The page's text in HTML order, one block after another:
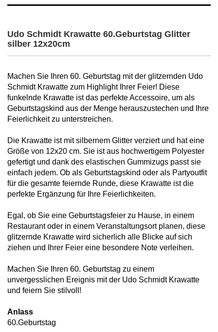
Udo Schmidt Krawatte 60.Geburtstag Glitter
silber 12x20cm
Machen Sie Ihren 60. Geburtstag mit der glitzernden Udo
Schmidt Krawatte zum Highlight Ihrer Feier! Diese
funkelnde Krawatte ist das perfekte Accessoire, um als
Geburtstagskind aus der Menge herauszustechen und Ihre
Feierlichkeit zu unterstreichen.
Die Krawatte ist mit silbernem Glitter verziert und hat eine
Größe von 12x20 cm. Sie ist aus hochwertigem Polyester
gefertigt und dank des elastischen Gummizugs passt sie
einfach jedem. Ob als Geburtstagskind oder als Partyoutfit
für die gesamte feiernde Runde, diese Krawatte ist die
perfekte Ergänzung für Ihre Feierlichkeiten.
Egal, ob Sie eine Geburtstagsfeier zu Hause, in einem
Restaurant oder in einem Veranstaltungsort planen, diese
glitzernde Krawatte wird sicherlich alle Blicke auf sich
ziehen und Ihrer Feier eine besondere Note verleihen.
Machen Sie Ihren 60. Geburtstag zu einem
unvergesslichen Ereignis mit der Udo Schmidt Krawatte
und feiern Sie stilvoll!
Anlass
60.Geburtstag